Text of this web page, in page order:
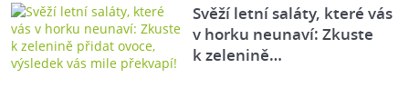
Svěží letní saláty, které vás
v horku neunaví: Zkuste
k zelenině…